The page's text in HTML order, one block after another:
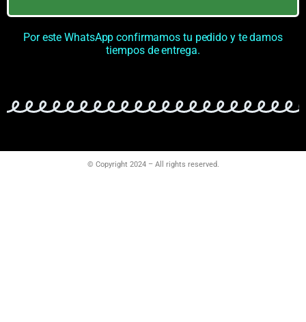
Por este WhatsApp confirmamos tu pedido y te damos
tiempos de entrega.
© Copyright 2024 – All rights reserved.